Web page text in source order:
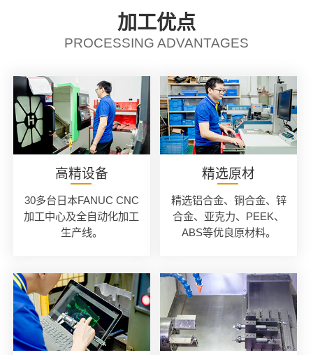
加工优点
PROCESSING ADVANTAGES
高精设备
30多台日本FANUC CNC
加工中心及全自动化加工
生产线。
精选原材
精选铝合金、铜合金、锌
合金、亚克力、PEEK、
ABS等优良原材料。